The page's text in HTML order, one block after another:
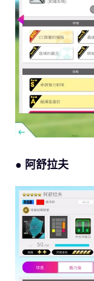
● 阿舒拉夫